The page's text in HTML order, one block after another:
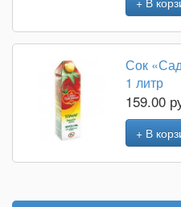
Сок
1 литр
159.00
+ В